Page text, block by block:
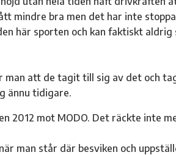
mindre bra men det har inte
här sporten och kan faktiskt aldrig
man att de tagit till sig av det och
ännu tidigare.
2012 mot MODO. Det räckte inte
man står där besviken och